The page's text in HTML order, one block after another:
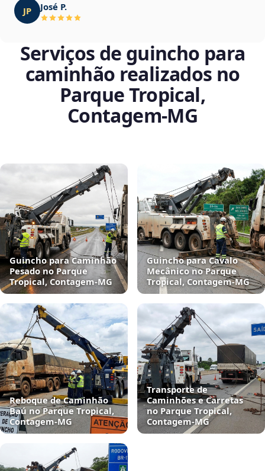
JP José P.
Serviços de guincho para
caminhão realizados no
Parque Tropical,
Contagem‑MG
Guincho para Caminhão
Pesado no Parque
Tropical, Contagem‑MG
Guincho para Cavalo
Mecânico no Parque
Tropical, Contagem‑MG
Reboque de Caminhão
Baú no Parque Tropical,
Contagem‑MG
Transporte de
Caminhões e Carretas
no Parque Tropical,
Contagem‑MG